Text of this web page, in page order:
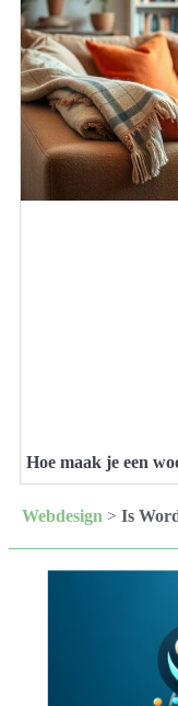
Hoe maak je een
Webdesign > Is